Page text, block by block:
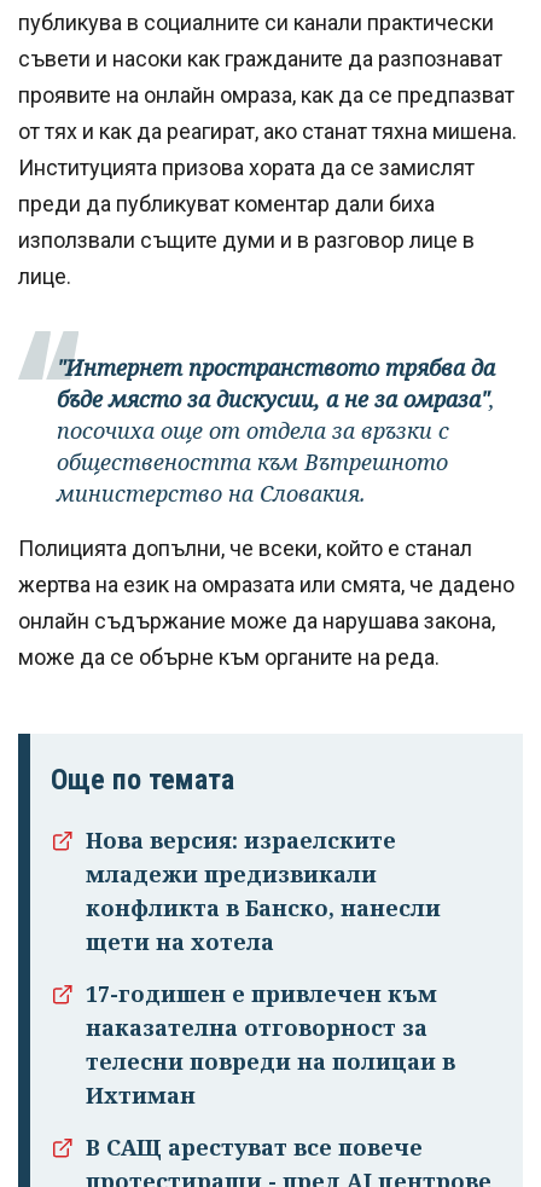
излязохте от
профила си!
публикува в социалните си канали практически
съвети и насоки как гражданите да разпознават
проявите на онлайн омраза, как да се предпазват
от тях и как да реагират, ако станат тяхна мишена.
Институцията призова хората да се замислят
преди да публикуват коментар дали биха
използвали същите думи и в разговор лице в
лице.
"Интернет пространството трябва да
бъде място за дискусии, а не за омраза",
посочиха още от отдела за връзки с
обществеността към Вътрешното
министерство на Словакия.
Полицията допълни, че всеки, който е станал
жертва на език на омразата или смята, че дадено
онлайн съдържание може да нарушава закона,
може да се обърне към органите на реда.
Още по темата
Нова версия: израелските
младежи предизвикали
конфликта в Банско, нанесли
щети на хотела
17-годишен е привлечен към
наказателна отговорност за
телесни повреди на полицаи в
Ихтиман
В САЩ арестуват все повече
протестиращи - пред AI центрове